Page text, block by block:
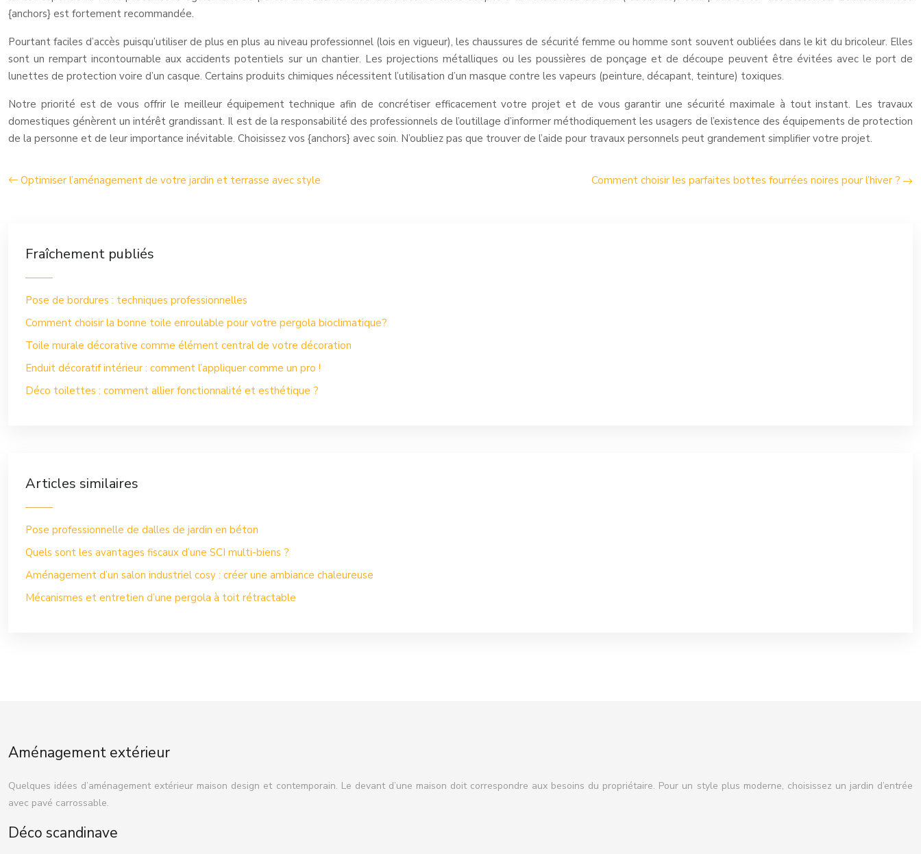
{anchors} est fortement recommandée.
Pourtant faciles d’accès puisqu’utiliser de plus en plus au niveau professionnel (lois en vigueur), les chaussures de sécurité femme ou homme sont souvent oubliées dans le kit du bricoleur. Elles
sont un rempart incontournable aux accidents potentiels sur un chantier. Les projections métalliques ou les poussières de ponçage et de découpe peuvent être évitées avec le port de
lunettes de protection voire d’un casque. Certains produits chimiques nécessitent l’utilisation d’un masque contre les vapeurs (peinture, décapant, teinture) toxiques.
Notre priorité est de vous offrir le meilleur équipement technique afin de concrétiser efficacement votre projet et de vous garantir une sécurité maximale à tout instant. Les travaux
domestiques génèrent un intérêt grandissant. Il est de la responsabilité des professionnels de l’outillage d’informer méthodiquement les usagers de l’existence des équipements de protection
de la personne et de leur importance inévitable. Choisissez vos {anchors} avec soin. N’oubliez pas que trouver de l’aide pour travaux personnels peut grandement simplifier votre projet.
Optimiser l’aménagement de votre jardin et terrasse avec style Comment choisir les parfaites bottes fourrées noires pour l’hiver ?
Fraîchement publiés
Pose de bordures : techniques professionnelles
Comment choisir la bonne toile enroulable pour votre pergola bioclimatique?
Toile murale décorative comme élément central de votre décoration
Enduit décoratif intérieur : comment l’appliquer comme un pro !
Déco toilettes : comment allier fonctionnalité et esthétique ?
Articles similaires
Pose professionnelle de dalles de jardin en béton
Quels sont les avantages fiscaux d’une SCI multi-biens ?
Aménagement d’un salon industriel cosy : créer une ambiance chaleureuse
Mécanismes et entretien d’une pergola à toit rétractable
Aménagement extérieur
Quelques idées d’aménagement extérieur maison design et contemporain. Le devant d’une maison doit correspondre aux besoins du propriétaire. Pour un style plus moderne, choisissez un jardin d’entrée
avec pavé carrossable.
Déco scandinave